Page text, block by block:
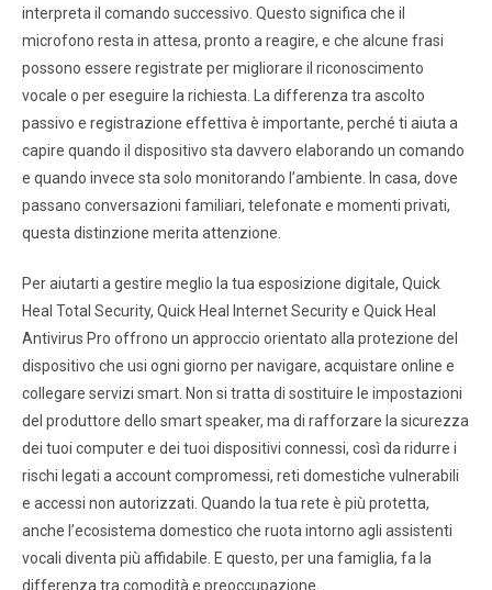
interpreta il comando successivo. Questo significa che il
microfono resta in attesa, pronto a reagire, e che alcune frasi
possono essere registrate per migliorare il riconoscimento
vocale o per eseguire la richiesta. La differenza tra ascolto
passivo e registrazione effettiva è importante, perché ti aiuta a
capire quando il dispositivo sta davvero elaborando un comando
e quando invece sta solo monitorando l’ambiente. In casa, dove
passano conversazioni familiari, telefonate e momenti privati,
questa distinzione merita attenzione.
Per aiutarti a gestire meglio la tua esposizione digitale, Quick
Heal Total Security, Quick Heal Internet Security e Quick Heal
Antivirus Pro offrono un approccio orientato alla protezione del
dispositivo che usi ogni giorno per navigare, acquistare online e
collegare servizi smart. Non si tratta di sostituire le impostazioni
del produttore dello smart speaker, ma di rafforzare la sicurezza
dei tuoi computer e dei tuoi dispositivi connessi, così da ridurre i
rischi legati a account compromessi, reti domestiche vulnerabili
e accessi non autorizzati. Quando la tua rete è più protetta,
anche l’ecosistema domestico che ruota intorno agli assistenti
vocali diventa più affidabile. E questo, per una famiglia, fa la
differenza tra comodità e preoccupazione.